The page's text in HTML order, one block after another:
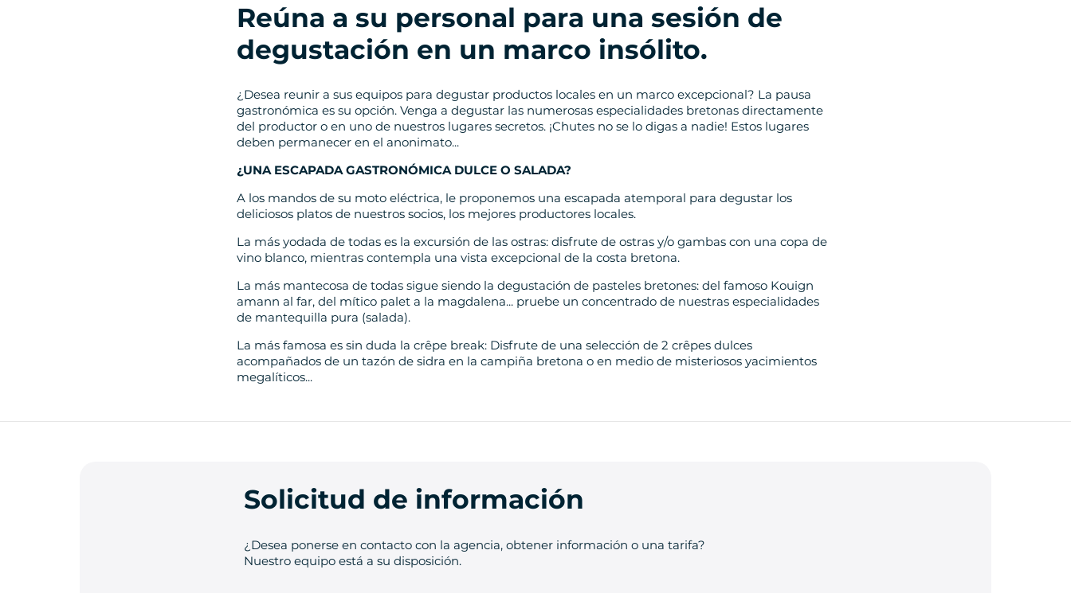
Reúna a su personal para una sesión de
degustación en un marco insólito.
¿Desea reunir a sus equipos para degustar productos locales en un marco excepcional? La pausa
gastronómica es su opción. Venga a degustar las numerosas especialidades bretonas directamente
del productor o en uno de nuestros lugares secretos. ¡Chutes no se lo digas a nadie! Estos lugares
deben permanecer en el anonimato...
¿UNA ESCAPADA GASTRONÓMICA DULCE O SALADA?
A los mandos de su moto eléctrica, le proponemos una escapada atemporal para degustar los
deliciosos platos de nuestros socios, los mejores productores locales.
La más yodada de todas es la excursión de las ostras: disfrute de ostras y/o gambas con una copa de
vino blanco, mientras contempla una vista excepcional de la costa bretona.
La más mantecosa de todas sigue siendo la degustación de pasteles bretones: del famoso Kouign
amann al far, del mítico palet a la magdalena... pruebe un concentrado de nuestras especialidades
de mantequilla pura (salada).
La más famosa es sin duda la crêpe break: Disfrute de una selección de 2 crêpes dulces
acompañados de un tazón de sidra en la campiña bretona o en medio de misteriosos yacimientos
megalíticos...
Solicitud de información
¿Desea ponerse en contacto con la agencia, obtener información o una tarifa?
Nuestro equipo está a su disposición.